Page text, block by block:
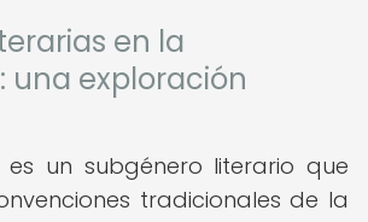
en la
una exploración
es un subgénero literario que
tradicionales de la